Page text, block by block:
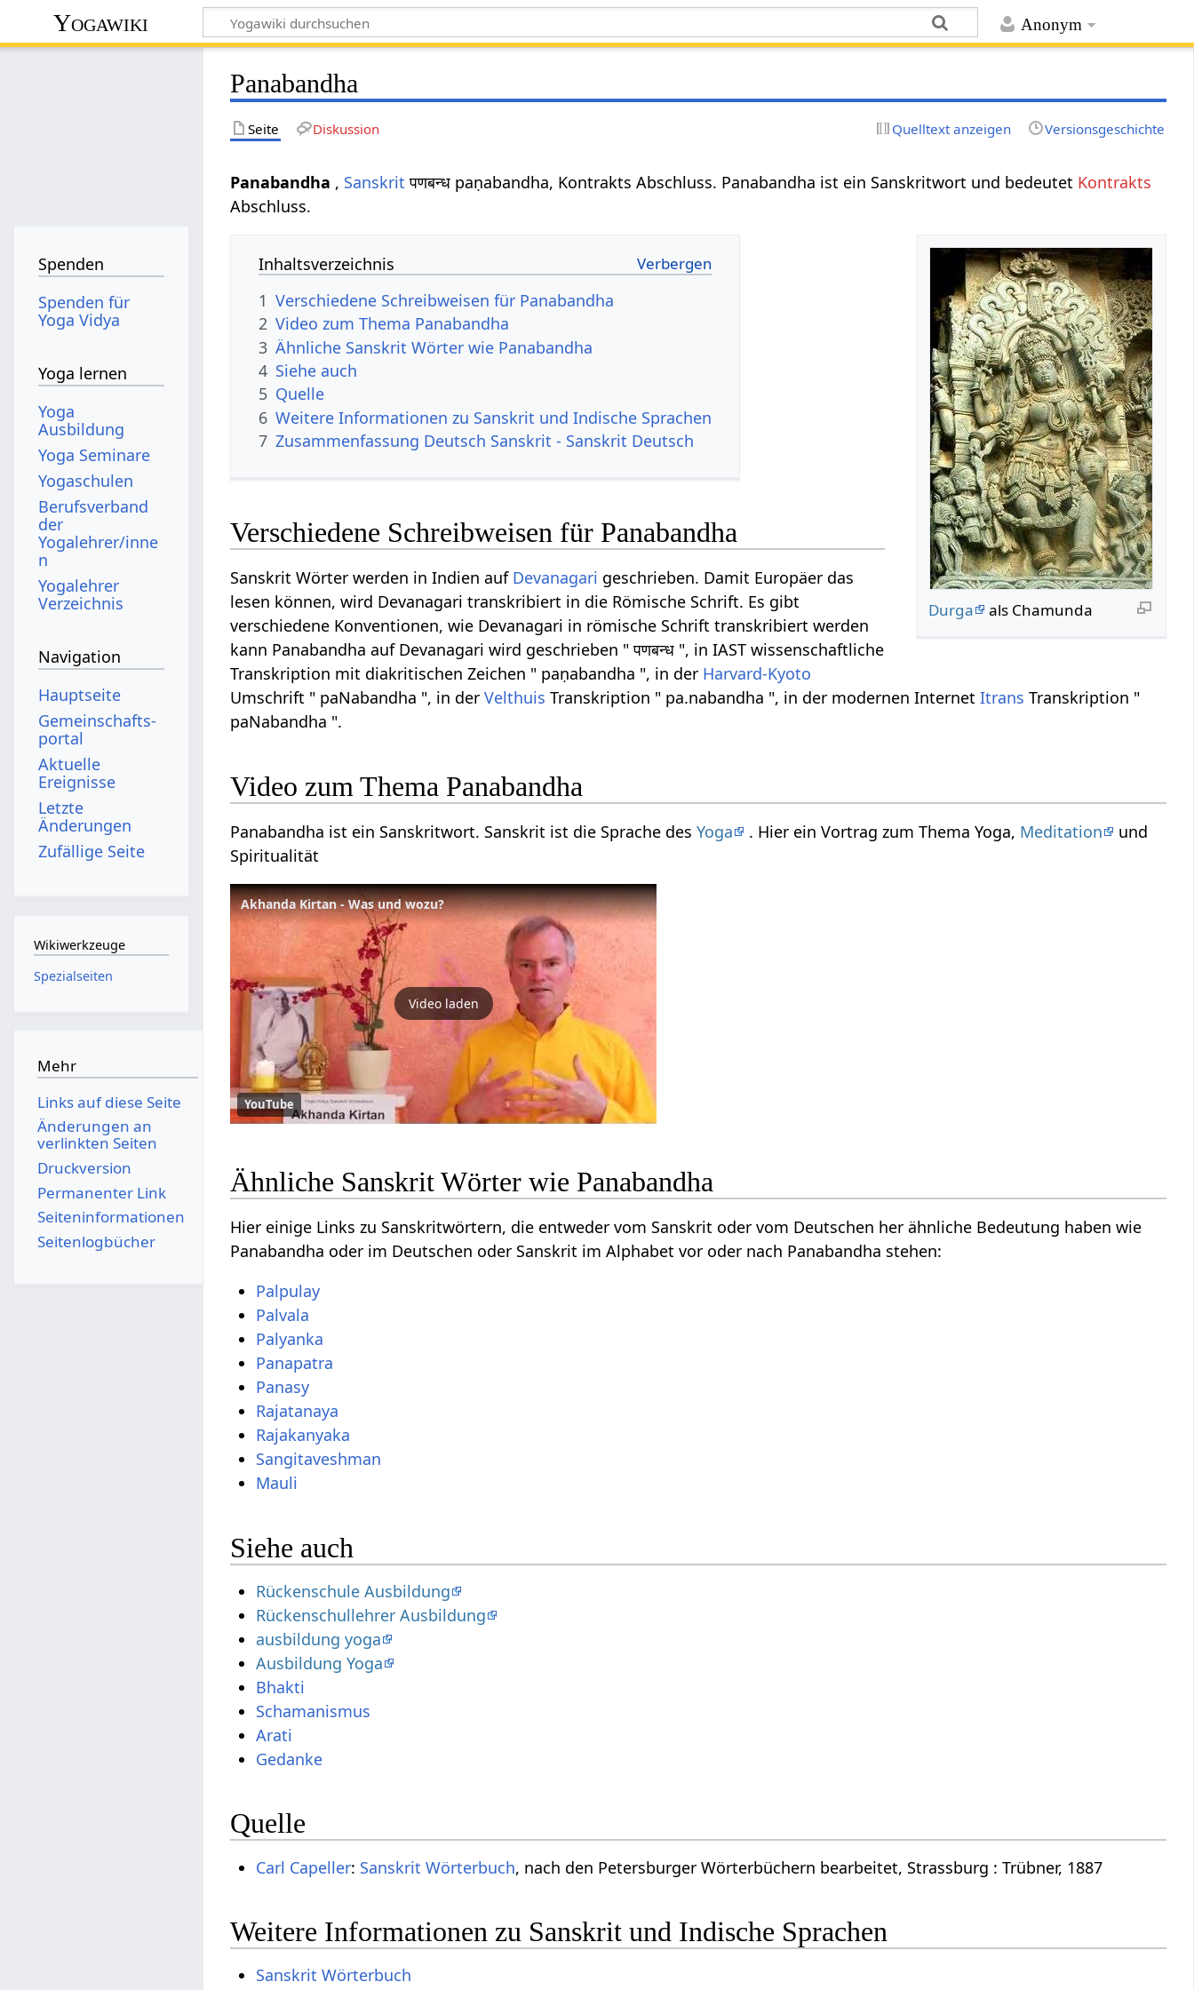
Anonym
Yogawiki
Panabandha
Seite Diskussion Quelltext anzeigen Versionsgeschichte
Panabandha , Sanskrit पणबन्ध paṇabandha, Kontrakts Abschluss. Panabandha ist ein Sanskritwort und bedeutet Kontrakts
Abschluss.
Durga als Chamunda
Inhaltsverzeichnis
1 Verschiedene Schreibweisen für Panabandha
2 Video zum Thema Panabandha
3 Ähnliche Sanskrit Wörter wie Panabandha
4 Siehe auch
5 Quelle
6 Weitere Informationen zu Sanskrit und Indische Sprachen
7 Zusammenfassung Deutsch Sanskrit - Sanskrit Deutsch
Verschiedene Schreibweisen für Panabandha
Sanskrit Wörter werden in Indien auf Devanagari geschrieben. Damit Europäer das
lesen können, wird Devanagari transkribiert in die Römische Schrift. Es gibt
verschiedene Konventionen, wie Devanagari in römische Schrift transkribiert werden
kann Panabandha auf Devanagari wird geschrieben " पणबन्ध ", in IAST wissenschaftliche
Transkription mit diakritischen Zeichen " paṇabandha ", in der Harvard-Kyoto
Umschrift " paNabandha ", in derVelthuis Transkription " pa.nabandha ", in der modernen InternetItrans Transkription "
paNabandha ".
Video zum Thema Panabandha
Panabandha ist ein Sanskritwort. Sanskrit ist die Sprache desYoga . Hier ein Vortrag zum Thema Yoga, Meditation
und
Spiritualität
Akhanda Kirtan - Was und wozu?
Video laden
YouTube
Ähnliche Sanskrit Wörter wie Panabandha
Hier einige Links zu Sanskritwörtern, die entweder vom Sanskrit oder vom Deutschen her ähnliche Bedeutung haben wie
Panabandha oder im Deutschen oder Sanskrit im Alphabet vor oder nach Panabandha stehen:
Palpulay
Palvala
Palyanka
Panapatra
Panasy
Rajatanaya
Rajakanyaka
Sangitaveshman
Mauli
Siehe auch
Rückenschule Ausbildung
Rückenschullehrer Ausbildung
ausbildung yoga
Ausbildung Yoga
Bhakti
Schamanismus
Arati
Gedanke
Quelle
Carl Capeller: Sanskrit Wörterbuch, nach den Petersburger Wörterbüchern bearbeitet, Strassburg : Trübner, 1887
Weitere Informationen zu Sanskrit und Indische Sprachen
Sanskrit Wörterbuch
Spenden
Spenden für
Yoga Vidya
Yoga lernen
Yoga
Ausbildung
Yoga Seminare
Yogaschulen
Berufsverband
der
Yogalehrer/inne
n
Yogalehrer
Verzeichnis
Navigation
Hauptseite
Gemeinschafts­
portal
Aktuelle
Ereignisse
Letzte
Änderungen
Zufällige Seite
Wikiwerkzeuge
Spezialseiten
Mehr
Links auf diese Seite
Änderungen an
verlinkten Seiten
Druckversion
Permanenter Link
Seiten­­informationen
Seitenlogbücher